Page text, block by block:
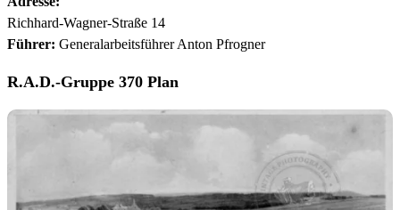
Richhard-Wagner-Straße 14
Führer: Generalarbeitsführer Anton Pfrogner
R.A.D.-Gruppe 370 Plan